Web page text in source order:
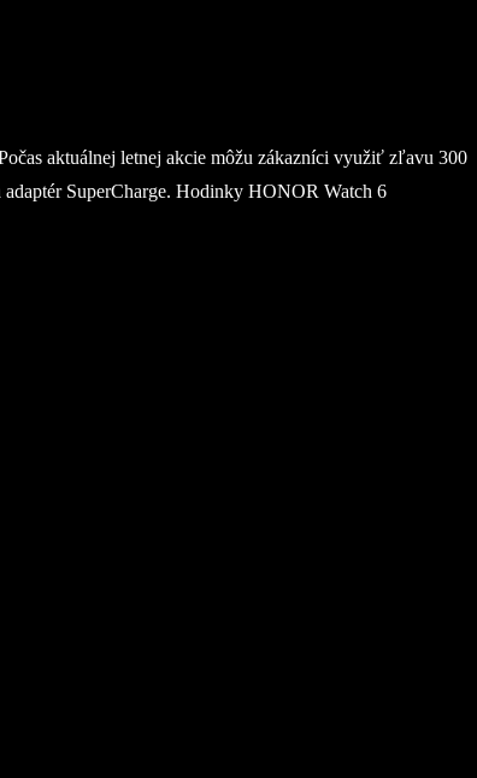
aktuálnej letnej akcie môžu zákazníci využiť zľavu 300
SuperCharge. Hodinky HONOR Watch 6